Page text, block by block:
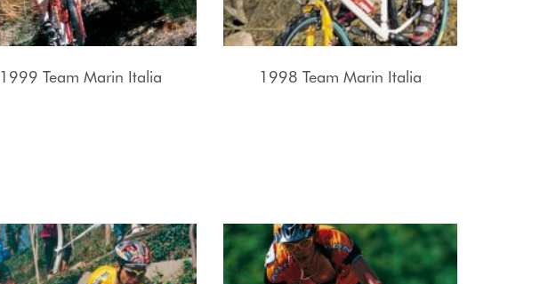
1999 Team Marin Italia 1998 Team Marin Italia